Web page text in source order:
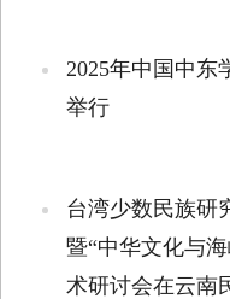
2025年中国中东
举行
台湾少数民族研
暨“中华文化与
术研讨会在云南